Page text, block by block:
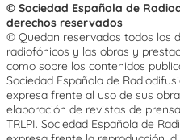
© Sociedad Española de
derechos reservados
© Quedan reservados todos los
radiofónicos y las obras y
como sobre los contenidos
Sociedad Española de
expresa frente al uso de sus
elaboración de revistas de
TRLPI. Sociedad Española de